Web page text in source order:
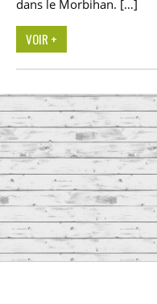
dans le Morbihan. […]
VOIR +